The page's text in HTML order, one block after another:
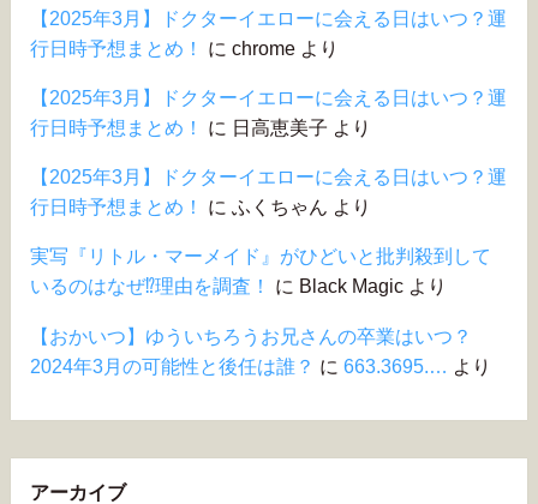
【2025年3月】ドクターイエローに会える日はいつ？運
行日時予想まとめ！
に chromeより
【2025年3月】ドクターイエローに会える日はいつ？運
行日時予想まとめ！
に 日高恵美子 より
【2025年3月】ドクターイエローに会える日はいつ？運
行日時予想まとめ！
に ふくちゃん より
実写『リトル・マーメイド』がひどいと批判殺到して
いるのはなぜ⁉︎理由を調査！
に Black Magicより
【おかいつ】ゆういちろうお兄さんの卒業はいつ？
2024年3月の可能性と後任は誰？ に 663.3695.… より
アーカイブ